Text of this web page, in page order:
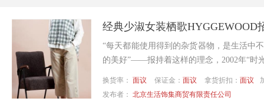
经典少淑女装栖歌HYGGEWOOD
“每天都能使用得到的杂货器物，是生活中
的美好”——报持着这样的理念，2002年“时
换货率： 面议 保证金： 面议 拿货折扣： 面议
发布者： 北京生活饰集商贸有限责任公司